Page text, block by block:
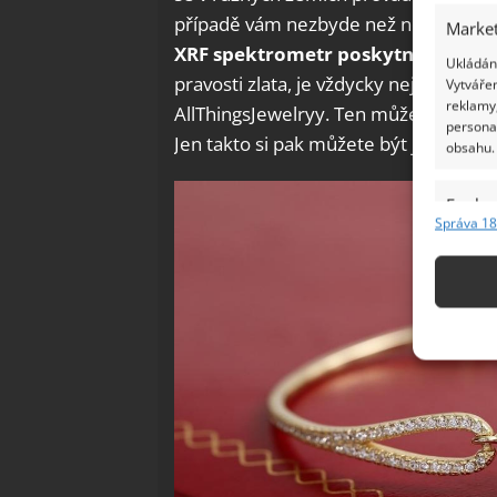
obsahu.
Funkce
Správa
případě vám nezbyde než nechat
XRF spektrometr poskytnou
pravosti zlata, je vždycky nejlepší
AllThingsJewelryy. Ten může
Jen takto si pak můžete být jistí, že